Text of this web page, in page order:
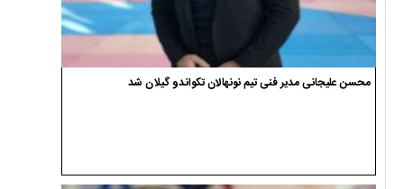
محسن علیجانی مدیر فنی تیم نونهالان تکواندو گیلان شد